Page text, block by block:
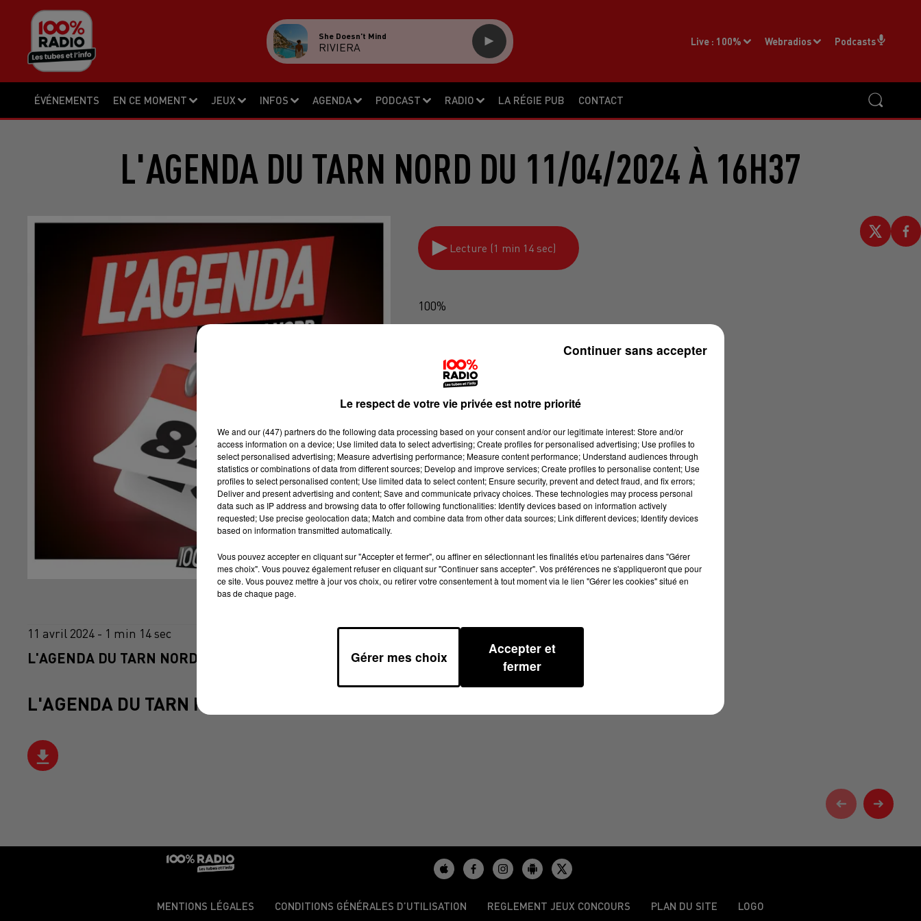
ÉVÉNEMENTS EN CE MOMENT JEUX INFOS AGENDA PODCAST RADIO LA RÉGIE PUB CONTACT
Live : 100% Webradios Podcasts
She Doesn't Mind
RIVIERA
L'AGENDA DU TARN NORD DU 11/04/2024 À 16H37
Lecture (1 min 14 sec)
100%
11 avril 2024 - 1 min 14 sec
L'AGENDA DU TARN NORD DU 11/04/2024 À 16H37
L'AGENDA DU TARN NORD
MENTIONS LÉGALES CONDITIONS GÉNÉRALES D’UTILISATION REGLEMENT JEUX CONCOURS PLAN DU SITE LOGO
Le respect de votre vie privée est notre priorité
We and our (447) partnersdo the following data processing based on your consent and/or our legitimate interest: Store and/or
access information on a device; Use limited data to select advertising; Create profiles for personalised advertising; Use profiles to
select personalised advertising; Measure advertising performance; Measure content performance; Understand audiences through
statistics or combinations of data from different sources; Develop and improve services; Create profiles to personalise content; Use
profiles to select personalised content; Use limited data to select content; Ensure security, prevent and detect fraud, and fix errors;
Deliver and present advertising and content; Save and communicate privacy choices. These technologies may process personal
data such as IP address and browsing data to offer following functionalities: Identify devices based on information actively
requested; Use precise geolocation data; Match and combine data from other data sources; Link different devices; Identify devices
based on information transmitted automatically.
Vous pouvez accepter en cliquant sur "Accepter et fermer", ou affiner en sélectionnant les finalités et/ou partenaires dans "Gérer
mes choix". Vous pouvez également refuser en cliquant sur "Continuer sans accepter". Vos préférences ne s'appliqueront que pour
ce site. Vous pouvez mettre à jour vos choix, ou retirer votre consentement à tout moment via le lien "Gérer les cookies" situé en
bas de chaque page.
Gérer mes choix
Accepter et
fermer
Continuer sans accepter